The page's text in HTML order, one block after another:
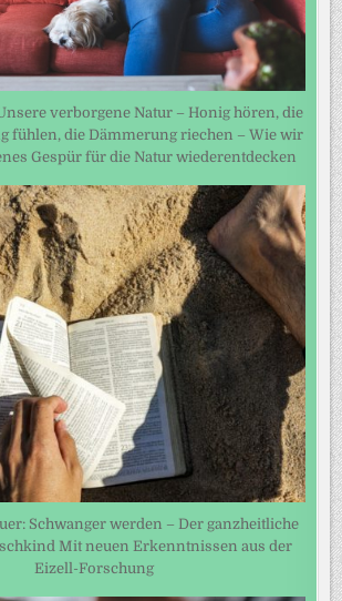
verborgene Natur – Honig hören, die
fühlen, die Dämmerung riechen – Wie wir
Gespür für die Natur wiederentdecken
Schwanger werden – Der ganzheitliche
Mit neuen Erkenntnissen aus der
Eizell-Forschung